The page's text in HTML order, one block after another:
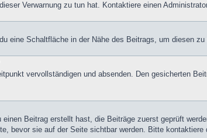
Verwarnung zu tun hat. Kontaktiere einen
eine Schaltfläche in der Nähe des Beitrags, um diesen
vervollständigen und absenden. Den gesicherten
Beitrag erstellt hast, die Beiträge zuerst geprüft
bevor sie auf der Seite sichtbar werden. Bitte